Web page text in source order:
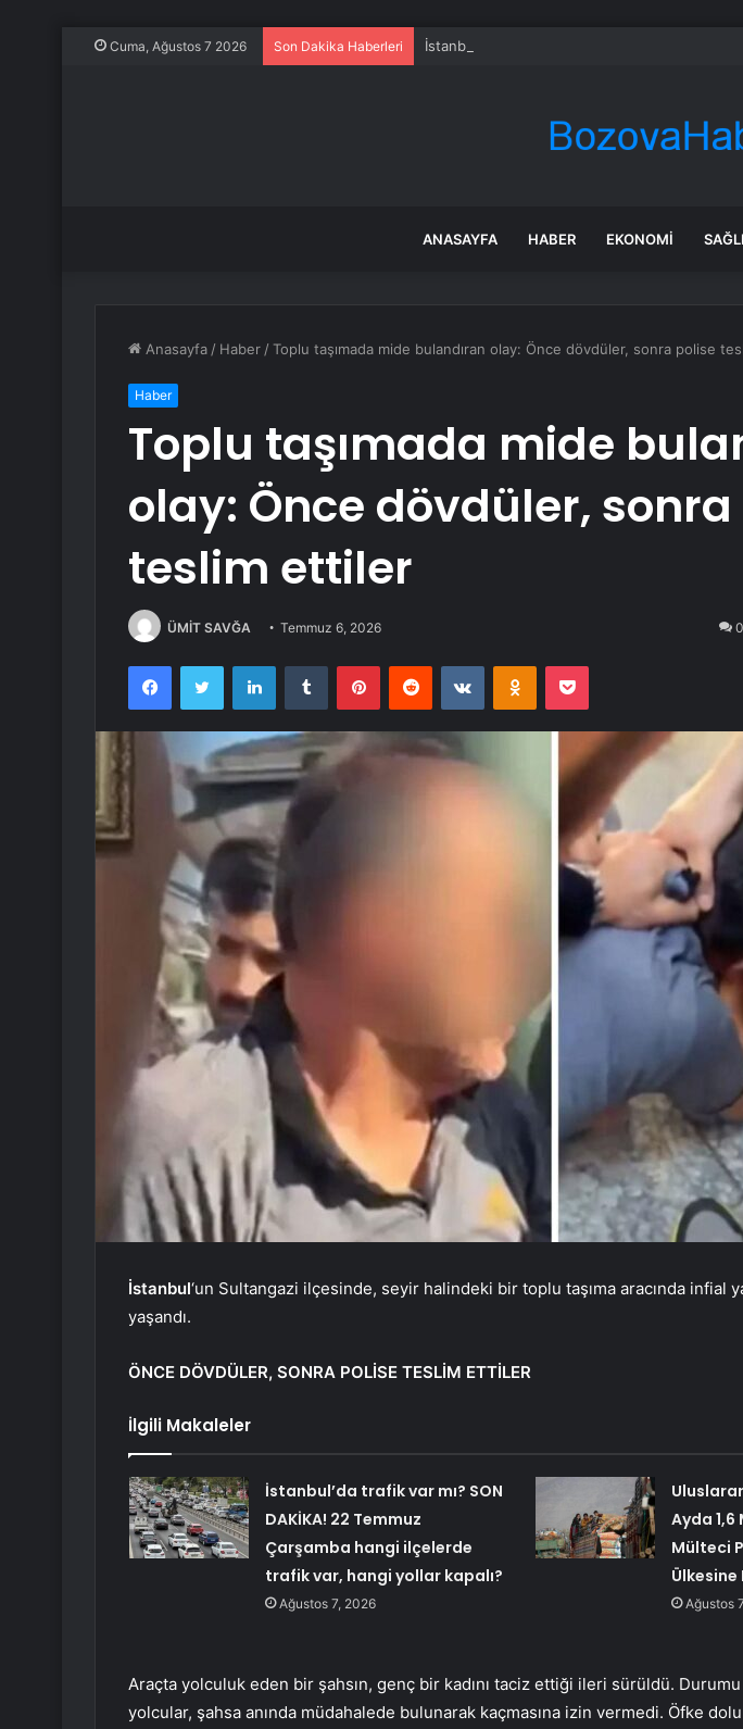
Cuma, Ağustos 7 2026 Son Dakika Haberleri İstanbul’da trafik var mı? SON DAKİKA! 22
ANASAYFA HABER EKONOMI
Anasayfa / Haber /Toplu taşımada mide bulandıran olay: Önce dövdüler, sonra polise
Haber
Toplu taşımada mide
olay: Önce dövdüler,
teslim ettiler
ÜMİT SAVĞA Temmuz 6, 2026 0
FacebookTwitter LinkedInTumblr PinterestReddit VKontakteOdnoklassniki
Pocket
İstanbul‘un Sultangazi ilçesinde, seyir halindeki bir toplu taşıma aracında infial
yaşandı.
ÖNCE DÖVDÜLER, SONRA POLİSE TESLİM ETTİLER
İlgili Makaleler
İstanbul’da trafik var mı? SON
DAKİKA! 22 Temmuz
Çarşamba hangi ilçelerde
trafik var, hangi yollar kapalı?
Ağustos 7, 2026
Ayda 1,6
Mülteci
Ülkesine
Ağustos
Araçta yolculuk eden bir şahsın, genç bir kadını taciz ettiği ileri sürüldü.
yolcular, şahsa anında müdahalede bulunarak kaçmasına izin vermedi. Öfke dolu